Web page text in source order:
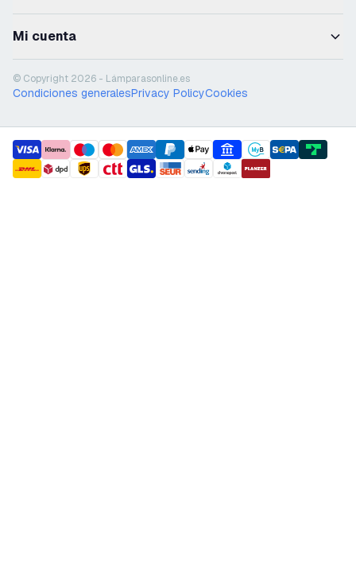
Mi cuenta
© Copyright 2026 - Lámparasonline.es
Condiciones generalesPrivacy PolicyCookies
payment methods
shipment methods